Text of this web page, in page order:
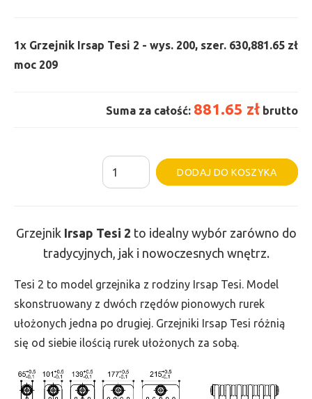
1x Grzejnik Irsap Tesi 2 - wys. 200, szer. 630,
moc 209
881.65 zł
Suma za całość: 881.65 zł brutto
ilość
Grzejnik
-
wys.
200,
szer.
630,
209
DODAJ DO KOSZYKA
Grzejnik Irsap Tesi 2 to idealny wybór zarówno do
tradycyjnych, jak i nowoczesnych wnętrz.
Tesi 2 to model grzejnika z rodziny Irsap Tesi. Model
skonstruowany z dwóch rzędów pionowych rurek
ułożonych jedna po drugiej. Grzejniki Irsap Tesi różnią
się od siebie ilością rurek ułożonych za sobą.